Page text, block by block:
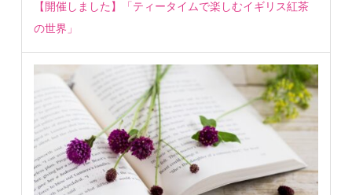
【開催しました】「ティータイムで楽しむイギリス紅茶
の世界」